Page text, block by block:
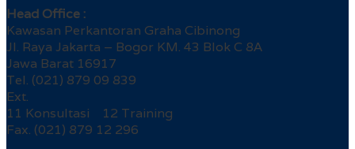
Head Office :
Kawasan Perkantoran Graha Cibinong
Jl. Raya Jakarta – Bogor KM. 43 Blok C 8A
Jawa Barat 16917
Tel. (021) 879 09 839
Ext.
11 Konsultasi 12 Training
Fax. (021) 879 12 296